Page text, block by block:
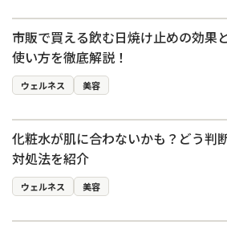
市販で買える飲む日焼け止めの効果
使い方を徹底解説！
ウェルネス 美容
化粧水が肌に合わないかも？どう判
対処法を紹介
ウェルネス 美容